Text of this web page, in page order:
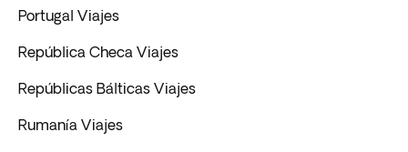
Portugal Viajes
República Checa Viajes
Repúblicas Bálticas Viajes
Rumanía Viajes